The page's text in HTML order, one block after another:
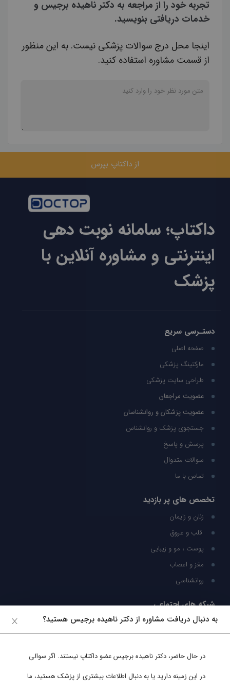
تجربه خود را از مراجعه به دکتر ناهیده برجیس و
خدمات دریافتی بنویسید.
اینجا محل درج سوالات پزشکی نیست. به این منظور
از قسمت مشاوره استفاده کنید.
از داکتاپ بپرس
داکتاپ؛ سامانه نوبت دهی
اینترنتی و مشاوره آنلاین با
پزشک
دستـرسی سریع
صفحه اصلی
مارکتینگ پزشکی
طراحی سایت پزشکی
عضویت مراجعان
عضویت پزشکان و روانشناسان
جستجوی پزشک و روانشناس
پرسش و پاسخ
سوالات متدوال
تماس با ما
تخصص های پر بازدید
زنان و زایمان
قلب و عروق
پوست ، مو و زیبایی
مغز و اعصاب
روانشناسی
شبکه های اجتماعی
ما را در شبکه های اجتماعی دنبال کنید
به دنبال دریافت مشاوره از دکتر ناهیده برجیس هستید؟
در حال حاضر، دکتر ناهیده برجیسعضو داکتاپ نیستند. اگر سوالی
در این زمینه دارید یا به دنبال اطلاعات بیشتری از پزشک هستید، ما